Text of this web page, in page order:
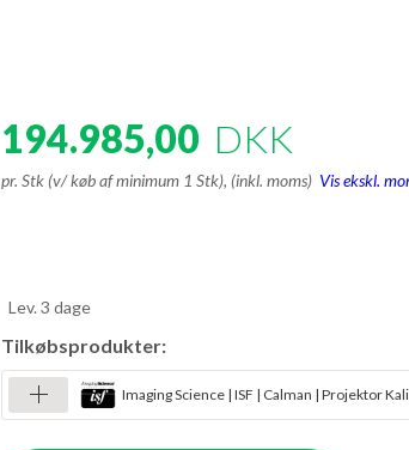
194.985,00 DKK
pr. Stk (v/ køb af minimum 1 Stk), (inkl. moms) Vis ekskl.
Lev. 3 dage
Tilkøbsprodukter:
Imaging Science | ISF | Calman | Projektor